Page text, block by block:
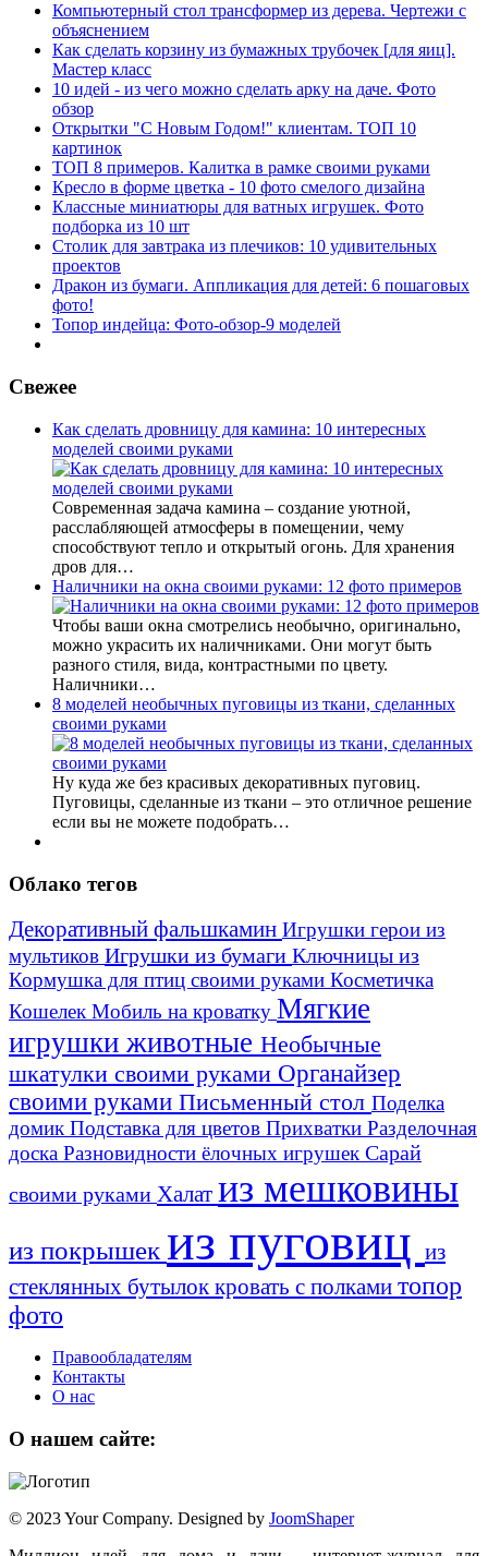
Компьютерный стол трансформер из дерева. Чертежи с
объяснением
Как сделать корзину из бумажных трубочек [для яиц].
Мастер класс
10 идей - из чего можно сделать арку на даче. Фото
обзор
Открытки "С Новым Годом!" клиентам. ТОП 10
картинок
ТОП 8 примеров. Калитка в рамке своими руками
Кресло в форме цветка - 10 фото смелого дизайна
Классные миниатюры для ватных игрушек. Фото
подборка из 10 шт
Столик для завтрака из плечиков: 10 удивительных
проектов
Дракон из бумаги. Аппликация для детей: 6 пошаговых
фото!
Топор индейца: Фото-обзор-9 моделей
Свежее
Как сделать дровницу для камина: 10 интересных
моделей своими руками
Современная задача камина – создание уютной,
расслабляющей атмосферы в помещении, чему
способствуют тепло и открытый огонь. Для хранения
дров для…
Наличники на окна своими руками: 12 фото примеров
Чтобы ваши окна смотрелись необычно, оригинально,
можно украсить их наличниками. Они могут быть
разного стиля, вида, контрастными по цвету.
Наличники…
8 моделей необычных пуговицы из ткани, сделанных
своими руками
Ну куда же без красивых декоративных пуговиц.
Пуговицы, сделанные из ткани – это отличное решение
если вы не можете подобрать…
Облако тегов
Декоративный фальшкамин Игрушки герои из
мультиков Игрушки из бумаги Ключницы из
Кормушка для птиц своими руками Косметичка
КошелекМобиль на кроватку Мягкие
игрушки животные Необычные
шкатулки своими руками Органайзер
своими руками Письменный стол Поделка
домикПодставка для цветов Прихватки Разделочная
доска Разновидности ёлочных игрушекСарай
своими руками Халат из мешковины
из покрышек из пуговиц из
стеклянных бутылоккровать с полками топор
фото
Правообладателям
Контакты
О нас
О нашем сайте:
© 2023 Your Company. Designed by JoomShaper